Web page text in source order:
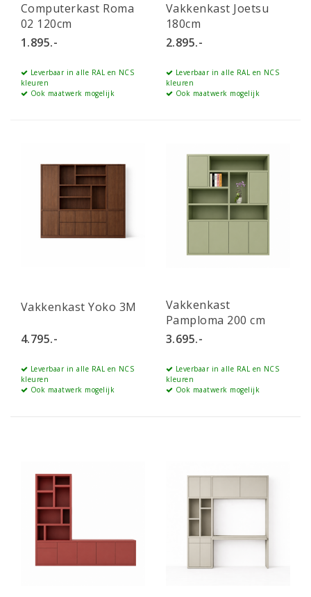
Computerkast Roma
02 120cm
1.895.-
Leverbaar in alle RAL en NCS
kleuren
Ook maatwerk mogelijk
Vakkenkast Joetsu
180cm
2.895.-
Leverbaar in alle RAL en NCS
kleuren
Ook maatwerk mogelijk
Vakkenkast Yoko 3M
4.795.-
Leverbaar in alle RAL en NCS
kleuren
Ook maatwerk mogelijk
Vakkenkast
Pamploma 200 cm
3.695.-
Leverbaar in alle RAL en NCS
kleuren
Ook maatwerk mogelijk